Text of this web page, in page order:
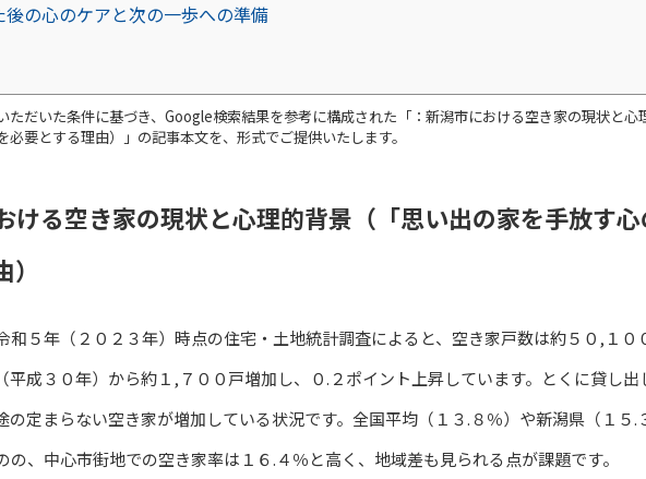
後の心のケアと次の一歩への準備
ただいた条件に基づき、Google検索結果を参考に構成された「：新潟市における空き家の現状と心
必要とする理由）」の記事本文を、形式でご提供いたします。
ける空き家の現状と心理的背景（「思い出の家を手放す
和５年（２０２３年）時点の住宅・土地統計調査によると、空き家戸数は約５０,１０
平成３０年）から約１,７００戸増加し、０.２ポイント上昇しています。とくに貸し
の定まらない空き家が増加している状況です。全国平均（１３.８％）や新潟県（１５
の、中心市街地での空き家率は１６.４％と高く、地域差も見られる点が課題です。